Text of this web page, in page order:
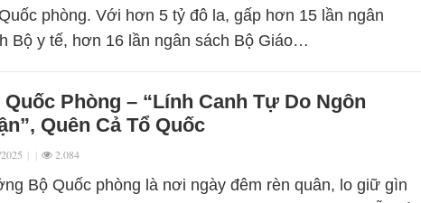
phòng. Với hơn 5 tỷ đô la, gấp hơn 15 lần ngân
Bộ y tế, hơn 16 lần ngân sách Bộ Giáo…
Quốc Phòng – “Lính Canh Tự Do Ngôn
Quên Cả Tổ Quốc
| | 2.084
Bộ Quốc phòng là nơi ngày đêm rèn quân, lo giữ gìn